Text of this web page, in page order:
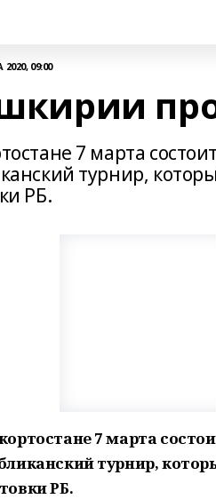
09:00
7 марта
турнир,
РБ.
7 марта
турнир,
РБ.